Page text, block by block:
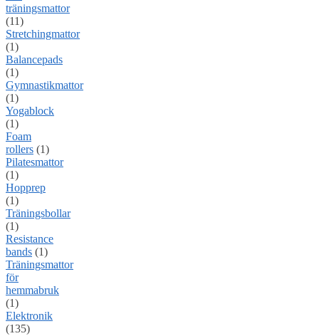
träningsmattor
(11)
Stretchingmattor
(1)
Balancepads
(1)
Gymnastikmattor
(1)
Yogablock
(1)
Foam
rollers (1)
Pilatesmattor
(1)
Hopprep
(1)
Träningsbollar
(1)
Resistance
bands (1)
Träningsmattor
för
hemmabruk
(1)
Elektronik
(135)